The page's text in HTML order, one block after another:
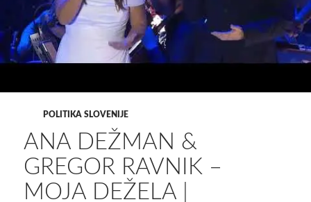
POLITIKA SLOVENIJE
ANA DEŽMAN &
GREGOR RAVNIK –
MOJA DEŽELA |